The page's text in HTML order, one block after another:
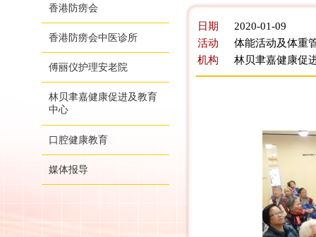
香港防痨会
香港防痨会中医诊所
傅丽仪护理安老院
林贝聿嘉健康促进及教育
中心
口腔健康教育
媒体报导
日期
2020-01-09
活动
体能活动及体重
机构
林贝聿嘉健康促